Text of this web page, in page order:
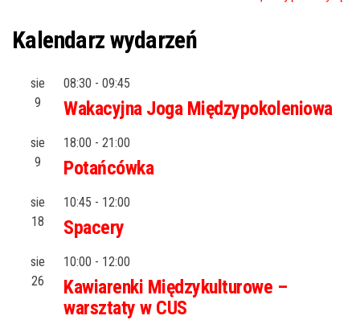
Kalendarz wydarzeń
sie
9
08:30 - 09:45
Wakacyjna Joga Międzypokoleniowa
sie
9
18:00 - 21:00
Potańcówka
sie
18
10:45 - 12:00
Spacery
sie
26
10:00 - 12:00
Kawiarenki Międzykulturowe –
warsztaty w CUS